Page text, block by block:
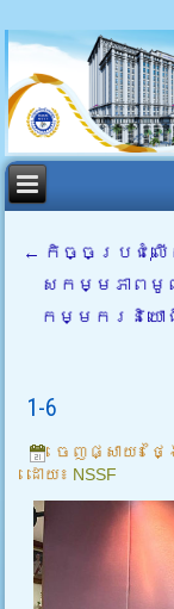
← កិច្ចប្រជុំលើ
សកម្មភាពមូ
កម្មករនិយោ
1-6
ចេញផ្សាយ៖ ថ្
ដោយ៖ NSSF